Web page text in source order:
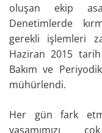
oluşan ekip
Denetimlerde
gerekli işlemleri
Haziran 2015 tarih
Bakım ve
mühürlendi.
Her gün fark
yaşamımızı